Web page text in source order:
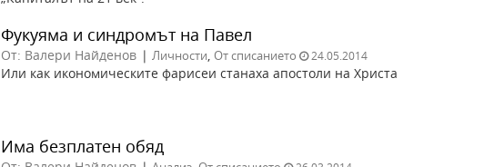
Фукуяма и синдромът на Павел
От: Валери Найденов | Личности, От списанието 24.05.2014
Или как икономическите фарисеи станаха апостоли на Христа
Има безплатен обяд